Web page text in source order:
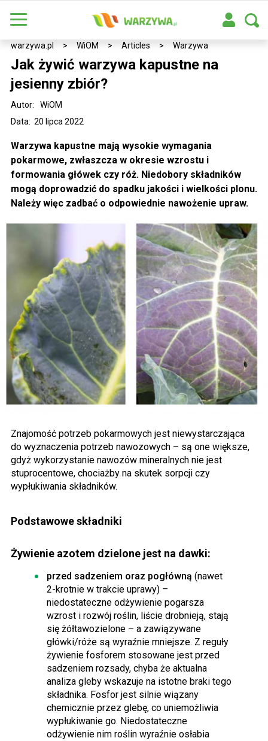
warzywa.pl > WiOM > Articles > Warzywa
Jak żywić warzywa kapustne na
jesienny zbiór?
Data: 20 lipca 2022
Autor: WiOM
Warzywa kapustne mają wysokie wymagania
pokarmowe, zwłaszcza w okresie wzrostu i
formowania główek czy róż. Niedobory składników
mogą doprowadzić do spadku jakości i wielkości plonu.
Należy więc zadbać o odpowiednie nawożenie upraw.
Znajomość potrzeb pokarmowych jest niewystarczająca
do wyznaczenia potrzeb nawozowych – są one większe,
gdyż wykorzystanie nawozów mineralnych nie jest
stuprocentowe, chociażby na skutek sorpcji czy
wypłukiwania składników.
Podstawowe składniki
Żywienie azotem dzielone jest na dawki:
przed sadzeniem oraz pogłówną (nawet
2-krotnie w trakcie uprawy) –
niedostateczne odżywienie pogarsza
wzrost i rozwój roślin, liście drobnieją, stają
się żółtawozielone – a zawiązywane
główki/róże są wyraźnie mniejsze. Z reguły
żywienie fosforem stosowane jest przed
sadzeniem rozsady, chyba że aktualna
analiza gleby wskazuje na istotne braki tego
składnika. Fosfor jest silnie wiązany
chemicznie przez glebę, co uniemożliwia
wypłukiwanie go. Niedostateczne
odżywienie nim roślin wyraźnie osłabia